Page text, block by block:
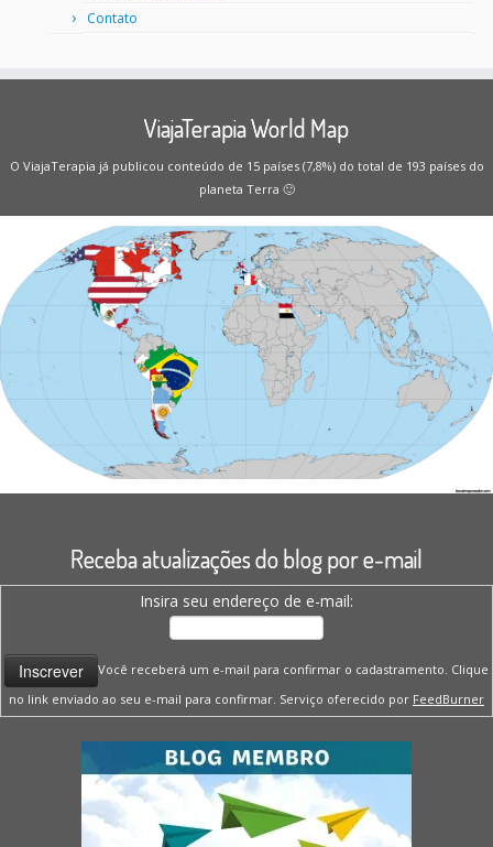
Contato
ViajaTerapia World Map
O ViajaTerapia já publicou conteúdo de 15 países (7,8%) do total de 193 países do
planeta Terra 🙂
Receba atualizações do blog por e-mail
Insira seu endereço de e-mail:
Você receberá um e-mail para confirmar o cadastramento. Clique
no link enviado ao seu e-mail para confirmar. Serviço oferecido por FeedBurner